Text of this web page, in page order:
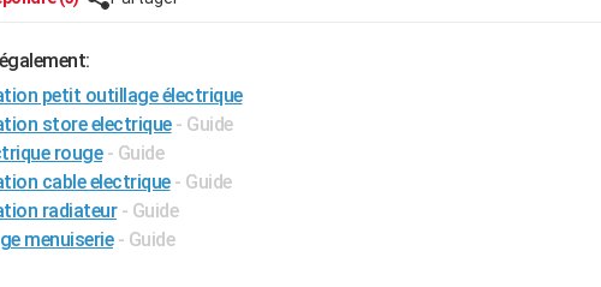
petit outillage électrique
store electrique - Guide
rouge - Guide
cable electrique - Guide
radiateur - Guide
menuiserie - Guide